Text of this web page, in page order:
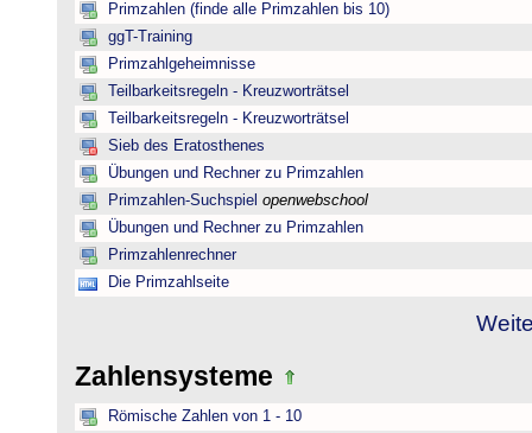
Primzahlen (finde alle Primzahlen bis 10)
ggT-Training
Primzahlgeheimnisse
Teilbarkeitsregeln - Kreuzworträtsel
Teilbarkeitsregeln - Kreuzworträtsel
Sieb des Eratosthenes
Übungen und Rechner zu Primzahlen
Primzahlen-Suchspiel openwebschool
Übungen und Rechner zu Primzahlen
Primzahlenrechner
Die Primzahlseite
Zahlensysteme
Römische Zahlen von 1 - 10